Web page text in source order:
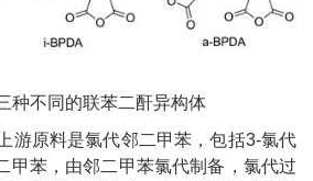
种不同的联苯二酐异构体
游原料是氯代邻二甲苯，包括3-氯代
甲苯，由邻二甲苯氯代制备，氯代过